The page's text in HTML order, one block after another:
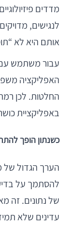
מדדים
לנגישים,
אותם היא לא
עבור משתמש עם
האפליקציה
החלטות. לכן
באפליקציית
כשנתון הופך
הערך הגדול של
להסתמך על
של נתונים. זה
עדינים שלא